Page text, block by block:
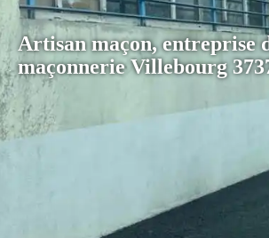
Artisan maçon, entreprise
maçonnerie Villebourg